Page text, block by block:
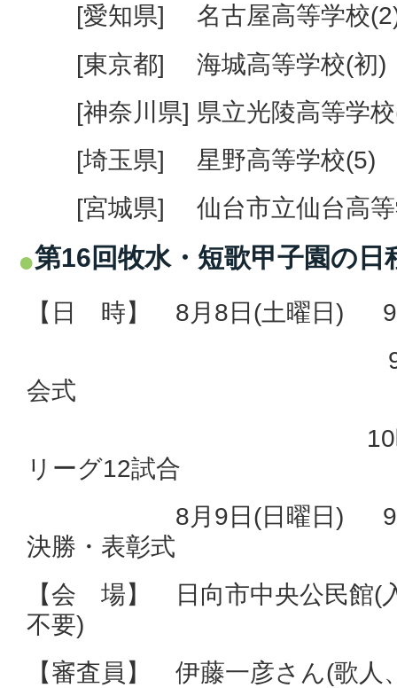
[愛知県] 名古屋高等学校
[東京都] 海城高等学校(初)
[神奈川県] 県立光陵高等学
[埼玉県] 星野高等学校(5)
[宮城県] 仙台市立仙台高等
第16回牧水・短歌甲子園の日
【日 時】 8月8日(土曜日) 9
9時30分～
会式
10時～17時
リーグ12試合
8月9日(日曜日) 9時
決勝・表彰式
【会 場】 日向市中央公民館(
不要)
【審査員】 伊藤一彦さん(歌人